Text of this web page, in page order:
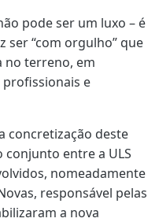
pode ser um luxo – é
ser “com orgulho” que
no terreno, em
e
concretização deste
entre a ULS
nomeadamente
responsável pelas
a nova